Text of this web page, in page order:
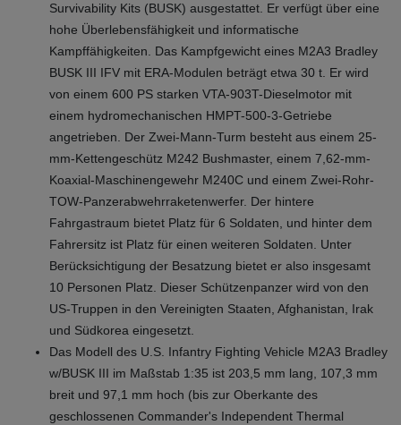
Survivability Kits (BUSK) ausgestattet. Er verfügt über eine
hohe Überlebensfähigkeit und informatische
Kampffähigkeiten. Das Kampfgewicht eines M2A3 Bradley
BUSK III IFV mit ERA-Modulen beträgt etwa 30 t. Er wird
von einem 600 PS starken VTA-903T-Dieselmotor mit
einem hydromechanischen HMPT-500-3-Getriebe
angetrieben. Der Zwei-Mann-Turm besteht aus einem 25-
mm-Kettengeschütz M242 Bushmaster, einem 7,62-mm-
Koaxial-Maschinengewehr M240C und einem Zwei-Rohr-
TOW-Panzerabwehrraketenwerfer. Der hintere
Fahrgastraum bietet Platz für 6 Soldaten, und hinter dem
Fahrersitz ist Platz für einen weiteren Soldaten. Unter
Berücksichtigung der Besatzung bietet er also insgesamt
10 Personen Platz. Dieser Schützenpanzer wird von den
US-Truppen in den Vereinigten Staaten, Afghanistan, Irak
und Südkorea eingesetzt.
Das Modell des U.S. Infantry Fighting Vehicle M2A3 Bradley
w/BUSK III im Maßstab 1:35 ist 203,5 mm lang, 107,3 mm
breit und 97,1 mm hoch (bis zur Oberkante des
geschlossenen Commander's Independent Thermal